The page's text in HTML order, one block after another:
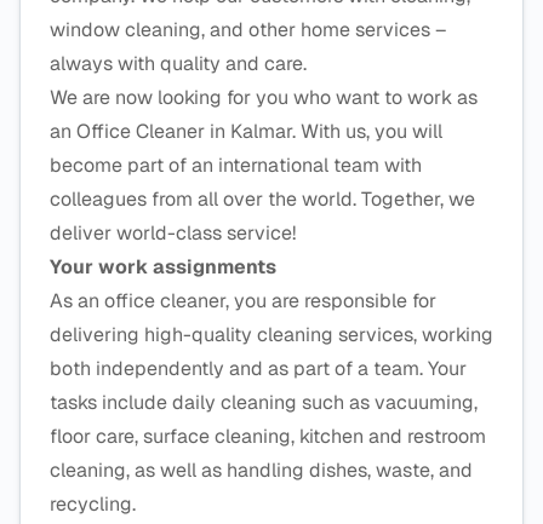
window cleaning, and other home services –
always with quality and care.
We are now looking for you who want to work as
an Office Cleaner in Kalmar. With us, you will
become part of an international team with
colleagues from all over the world. Together, we
deliver world-class service!
Your work assignments
As an office cleaner, you are responsible for
delivering high-quality cleaning services, working
both independently and as part of a team. Your
tasks include daily cleaning such as vacuuming,
floor care, surface cleaning, kitchen and restroom
cleaning, as well as handling dishes, waste, and
recycling.